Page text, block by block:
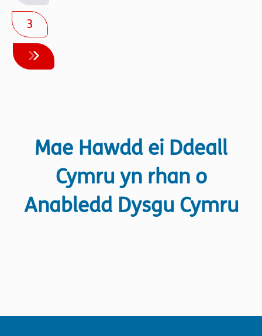
3
Mae Hawdd ei Ddeall
Cymru yn rhan o
Anabledd Dysgu Cymru